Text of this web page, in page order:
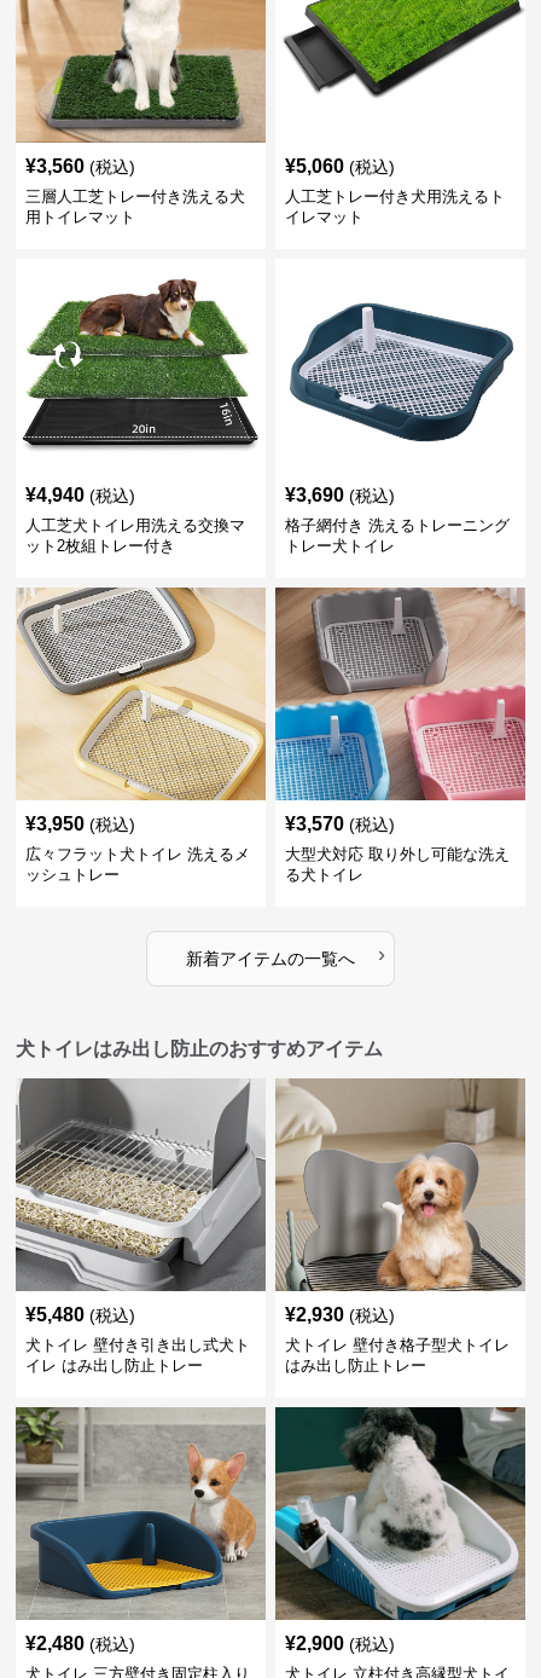
¥3,560 (税込)
三層人工芝トレー付き洗える犬
用トイレマット
¥5,060 (税込)
人工芝トレー付き犬用洗えるト
イレマット
¥4,940 (税込)
人工芝犬トイレ用洗える交換マ
ット2枚組トレー付き
¥3,690 (税込)
格子網付き 洗えるトレーニング
トレー犬トイレ
¥3,950 (税込)
広々フラット犬トイレ 洗えるメ
ッシュトレー
¥3,570 (税込)
大型犬対応 取り外し可能な洗え
る犬トイレ
新着アイテムの一覧へ ›
犬トイレはみ出し防止のおすすめアイテム
¥5,480 (税込)
犬トイレ 壁付き引き出し式犬ト
イレ はみ出し防止トレー
¥2,930 (税込)
犬トイレ 壁付き格子型犬トイレ
はみ出し防止トレー
¥2,480 (税込)
犬トイレ 三方壁付き固定柱入り
¥2,900 (税込)
犬トイレ 立柱付き高縁型犬トイ